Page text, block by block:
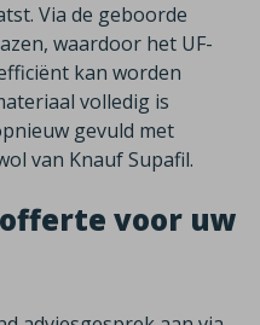
Via de geboorde
waardoor het UF-
kan worden
volledig is
gevuld met
van Knauf Supafil.
voor uw